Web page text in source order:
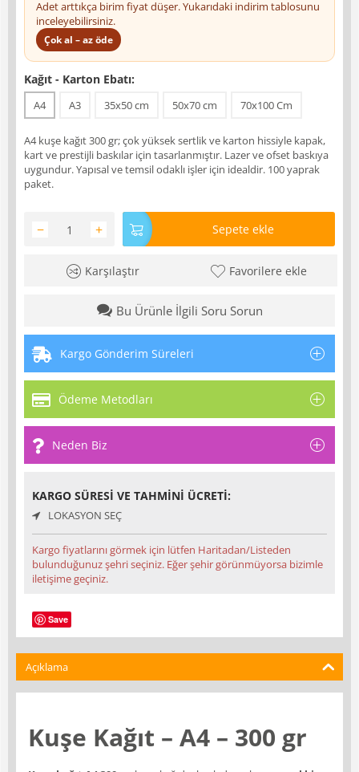
Adet arttıkça birim fiyat düşer. Yukarıdaki indirim tablosunu
inceleyebilirsiniz.
Çok al – az öde
Kağıt - Karton Ebatı:
A4 A3 35x50 cm 50x70 cm 70x100 Cm
A4 kuşe kağıt 300 gr; çok yüksek sertlik ve karton hissiyle kapak,
kart ve prestijli baskılar için tasarlanmıştır. Lazer ve ofset baskıya
uygundur. Yapısal ve temsil odaklı işler için idealdir. 100 yaprak
paket.
+
− Sepete ekle
Karşılaştır Favorilere ekle
Bu Ürünle İlgili Soru Sorun
Kargo Gönderim Süreleri
Ödeme Metodları
Neden Biz
KARGO SÜRESI VE TAHMINI ÜCRETI:
LOKASYON SEÇ
Kargo fiyatlarını görmek için lütfen Haritadan/Listeden
bulunduğunuz şehri seçiniz. Eğer şehir görünmüyorsa bizimle
iletişime geçiniz.
Save
Açıklama
Kuşe Kağıt – A4 – 300 gr